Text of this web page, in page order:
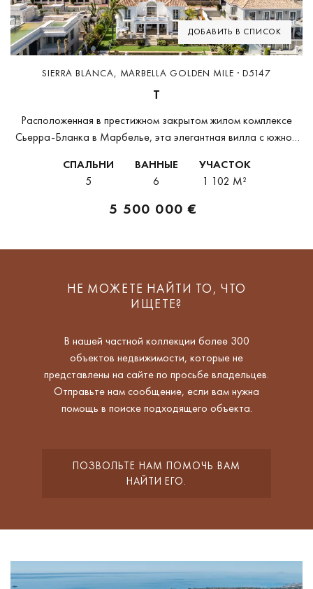
ДОБАВИТЬ В СПИСОК
SIERRA BLANCA, MARBELLA GOLDEN MILE · D5147
T
Расположенная в престижном закрытом жилом комплексе
Сьерра-Бланка в Марбелье, эта элегантная вилла с южной
архитектуру, уединение и великолепные виды на море и горы.
Расположенная на просторном...
СПАЛЬНИ
5
ВАННЫЕ
6
УЧАСТОК
1 102 M²
5 500 000 €
НЕ МОЖЕТЕ НАЙТИ ТО, ЧТО
ИЩЕТЕ?
В нашей частной коллекции более 300
объектов недвижимости, которые не
представлены на сайте по просьбе владельцев.
Отправьте нам сообщение, если вам нужна
помощь в поиске подходящего объекта.
ПОЗВОЛЬТЕ НАМ ПОМОЧЬ ВАМ
НАЙТИ ЕГО.